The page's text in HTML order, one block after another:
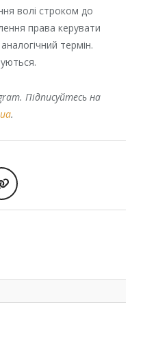
волі строком до
права керувати
термін.
Підписуйтесь на
.